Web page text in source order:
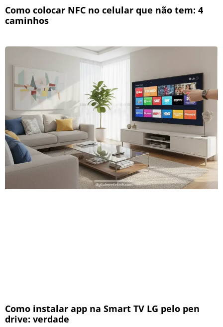
Como colocar NFC no celular que não tem: 4
caminhos
Como instalar app na Smart TV LG pelo pen
drive: verdade